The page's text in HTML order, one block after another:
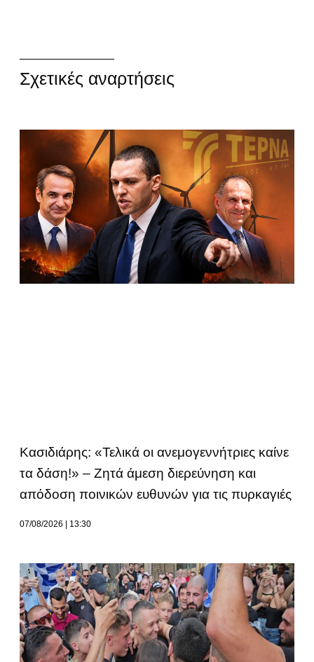
Σχετικές αναρτήσεις
Κασιδιάρης: «Τελικά οι ανεμογεννήτριες καίνε
τα δάση!» – Ζητά άμεση διερεύνηση και
απόδοση ποινικών ευθυνών για τις πυρκαγιές
07/08/2026 13:30